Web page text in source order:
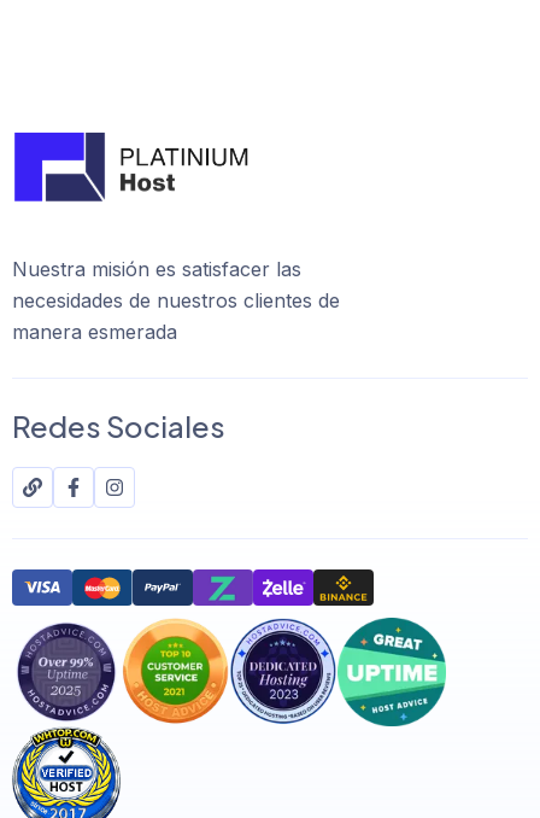
Nuestra misión es satisfacer las
necesidades de nuestros clientes de
manera esmerada
Redes Sociales